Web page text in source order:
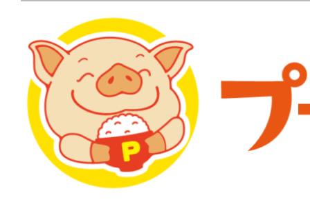
プーさんの満腹日記 |
豊中・箕面)のランチ＆
化してます。